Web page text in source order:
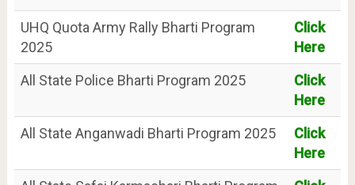
UHQ Quota Army Rally Bharti Program
2025
Click
Here
All State Police Bharti Program 2025
Click
Here
All State Anganwadi Bharti Program 2025
Click
Here